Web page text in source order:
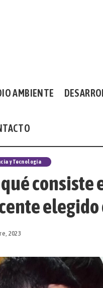
AMBIENTE
y Tecnología
qué
2023